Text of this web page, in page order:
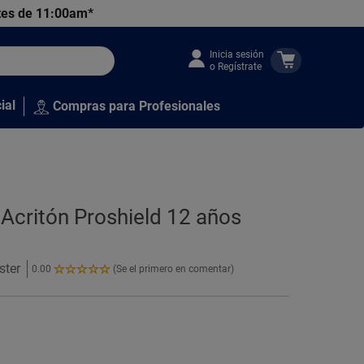
de 11:00am*
Inicia sesión
o Regístrate
Compras para Profesionales
Proshield 12 años
0.00
0.00
(Se el primero en comentar)